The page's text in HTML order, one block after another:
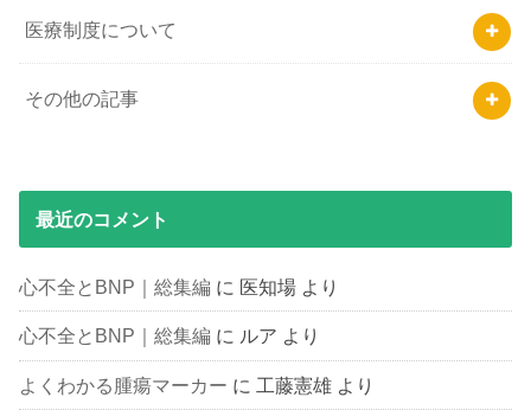
医療制度について
その他の記事
最近のコメント
心不全とBNP｜総集編 に 医知場 より
心不全とBNP｜総集編 に ルア より
よくわかる腫瘍マーカー に 工藤憲雄 より